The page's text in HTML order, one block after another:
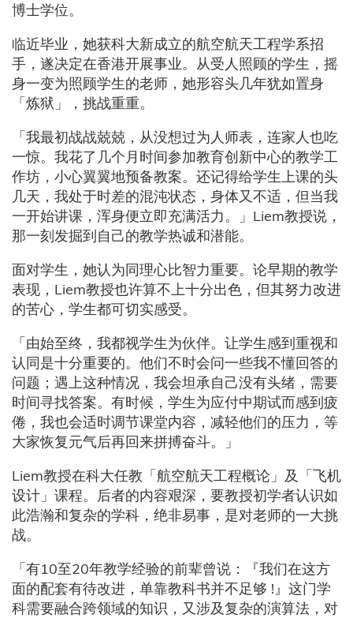
博士学位。
临近毕业，她获科大新成立的航空航天工程学系招
手，遂决定在香港开展事业。从受人照顾的学生，摇
身一变为照顾学生的老师，她形容头几年犹如置身
「炼狱」，挑战重重。
「我最初战战兢兢，从没想过为人师表，连家人也吃
一惊。我花了几个月时间参加教育创新中心的教学工
作坊，小心翼翼地预备教案。还记得给学生上课的头
几天，我处于时差的混沌状态，身体又不适，但当我
一开始讲课，浑身便立即充满活力。」Liem教授说，
那一刻发掘到自己的教学热诚和潜能。
面对学生，她认为同理心比智力重要。论早期的教学
表现，Liem教授也许算不上十分出色，但其努力改进
的苦心，学生都可切实感受。
「由始至终，我都视学生为伙伴。让学生感到重视和
认同是十分重要的。他们不时会问一些我不懂回答的
问题；遇上这种情况，我会坦承自己没有头绪，需要
时间寻找答案。有时候，学生为应付中期试而感到疲
倦，我也会适时调节课堂内容，减轻他们的压力，等
大家恢复元气后再回来拼搏奋斗。」
Liem教授在科大任教「航空航天工程概论」及「飞机
设计」课程。后者的内容艰深，要教授初学者认识如
此浩瀚和复杂的学科，绝非易事，是对老师的一大挑
战。
「有10至20年教学经验的前辈曾说：『我们在这方
面的配套有待改进，单靠教科书并不足够 !』这门学
科需要融合跨领域的知识，又涉及复杂的演算法，对